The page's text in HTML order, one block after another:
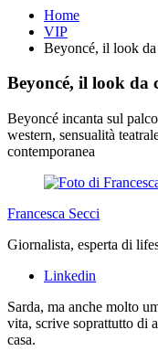
Home
VIP
Beyoncé, il look
Beyoncé, il look da
Beyoncé incanta sul
western, sensualità
contemporanea
Francesca Secci
Giornalista, esperta di
Linkedin
Sarda, ma anche molto
vita, scrive soprattutto di
casa.